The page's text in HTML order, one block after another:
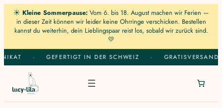
☀️ Kleine Sommerpause: Vom 6. bis 18. August machen wir Ferien —
in dieser Zeit können wir leider keine Ohrringe verschicken. Bestellen
kannst du weiterhin, dein Lieblingspaar reist los, sobald wir zurück sind.
💛
Zum
Inhalt
springen
GEFERTIGT IN DER SCHWEIZ GRATISVERSAND